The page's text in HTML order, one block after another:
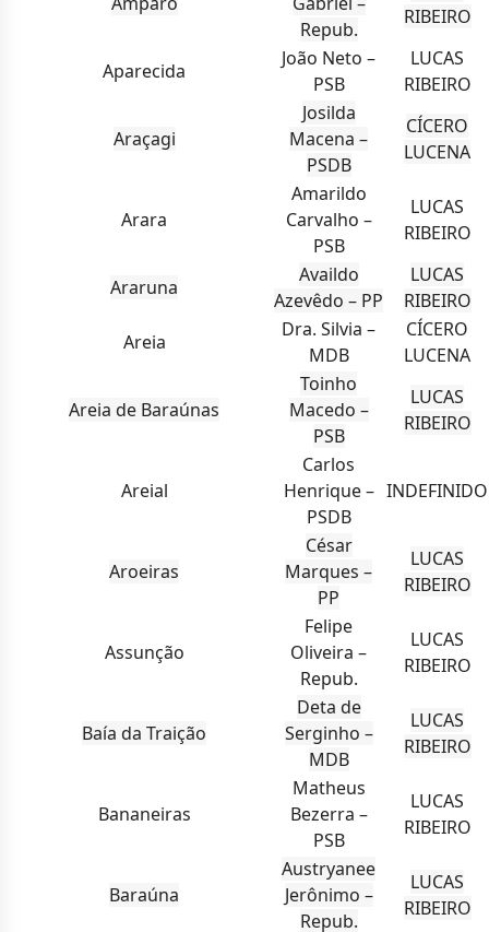
Repub.
RIBEIRO
Aparecida
João Neto –
PSB
LUCAS
RIBEIRO
Araçagi
Josilda
Macena –
PSDB
CÍCERO
LUCENA
Arara
Amarildo
Carvalho –
PSB
LUCAS
RIBEIRO
Araruna
Availdo
Azevêdo – PP
LUCAS
RIBEIRO
Areia
Dra. Silvia –
MDB
CÍCERO
LUCENA
Areia de Baraúnas
Toinho
Macedo –
PSB
LUCAS
RIBEIRO
Areial
Carlos
Henrique –
PSDB
INDEFINIDO
Aroeiras
César
Marques –
PP
LUCAS
RIBEIRO
Assunção
Felipe
Oliveira –
Repub.
LUCAS
RIBEIRO
Baía da Traição
Deta de
Serginho –
MDB
LUCAS
RIBEIRO
Bananeiras
Matheus
Bezerra –
PSB
LUCAS
RIBEIRO
Baraúna
Austryanee
Jerônimo –
Repub.
LUCAS
RIBEIRO